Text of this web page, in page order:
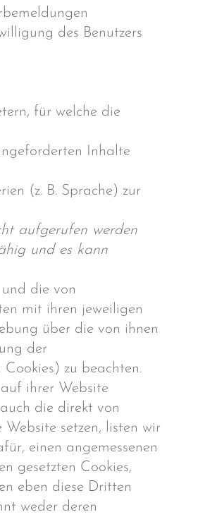
des Benutzers
für welche die
Inhalte
(z. B. Sprache) zur
aufgerufen werden
und es kann
die von
mit ihren jeweiligen
über die von ihnen
der
zu beachten.
ihrer Website
die direkt von
setzen, listen wir
einen angemessenen
gesetzten Cookies,
eben diese Dritten
weder deren